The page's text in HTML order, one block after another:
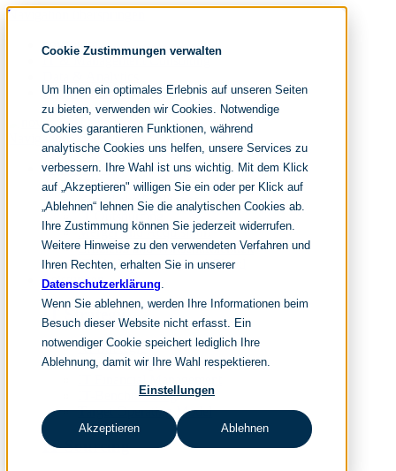
Cookie Zustimmungen verwalten
Um Ihnen ein optimales Erlebnis auf unseren Seiten
zu bieten, verwenden wir Cookies. Notwendige
Cookies garantieren Funktionen, während
analytische Cookies uns helfen, unsere Services zu
verbessern. Ihre Wahl ist uns wichtig. Mit dem Klick
auf „Akzeptieren" willigen Sie ein oder per Klick auf
„Ablehnen“ lehnen Sie die analytischen Cookies ab.
Ihre Zustimmung können Sie jederzeit widerrufen.
Weitere Hinweise zu den verwendeten Verfahren und
Ihren Rechten, erhalten Sie in unserer
Datenschutzerklärung.
Wenn Sie ablehnen, werden Ihre Informationen beim
Besuch dieser Website nicht erfasst. Ein
notwendiger Cookie speichert lediglich Ihre
Ablehnung, damit wir Ihre Wahl respektieren.
Einstellungen
Akzeptieren Ablehnen
Navigation überspringen
noventum
IT & Management Consulting
People & Culture
Navigation überspringen
Fokusthemen
IT Transformation
Künstliche Intelligenz
Merger und Acquisition
Effizienz und Wirtschaftlichkeit
IT-Modernisierung und Cloud
Leistungen
IT Strategy
KI-Strategie
Cloud Strategie
IT-Benchmarking
Target Operating Model
IT Sourcing